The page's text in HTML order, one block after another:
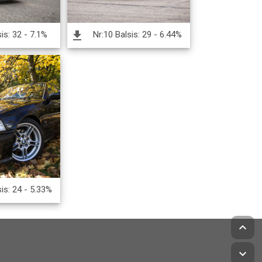
32 - 7.1% file_download Nr:10 Balsis: 29 - 6.44%
24 - 5.33%
keyboard_arrow_up
keyboard_arrow_down